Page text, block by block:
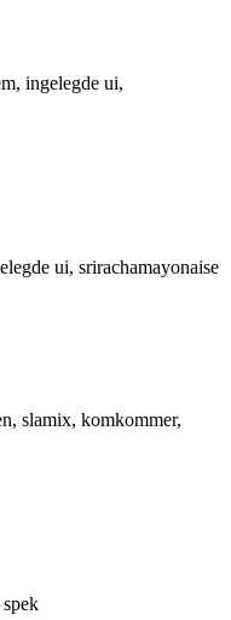
ingelegde ui,
ui, srirachamayonaise
slamix, komkommer,